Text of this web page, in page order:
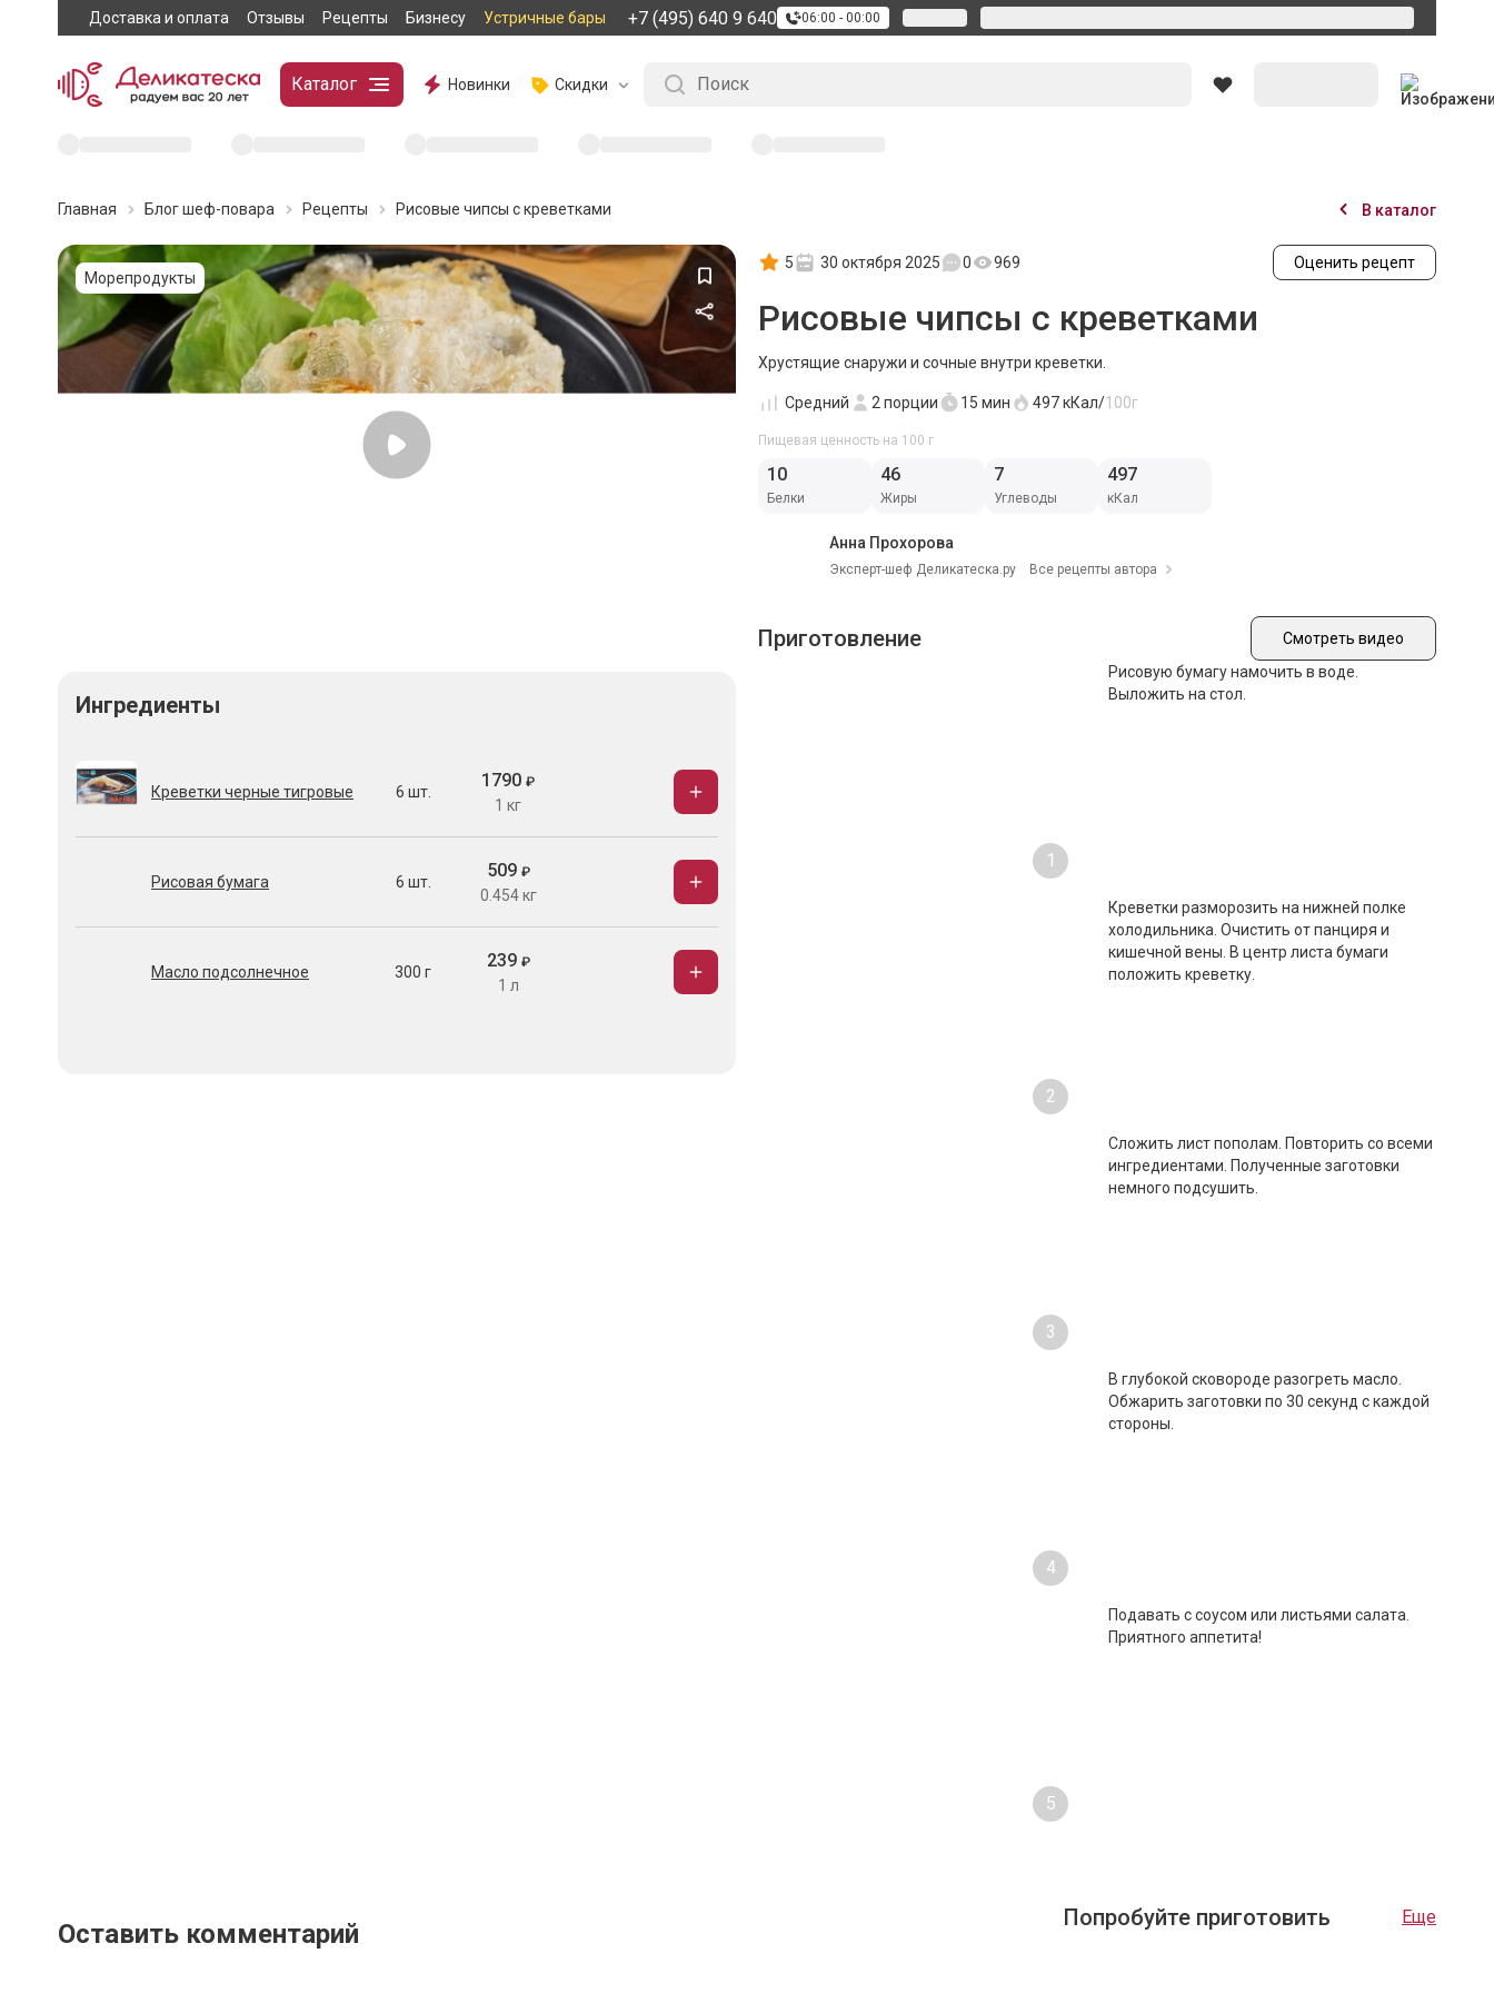
Доставка и оплата Отзывы Рецепты Бизнесу Устричные бары +7 (495) 640 9 640 06:00 - 00:00
Каталог Новинки Скидки
Главная Блог шеф-повара Рецепты Рисовые чипсы с креветками В каталог
Морепродукты
Ингредиенты
Креветки черные тигровые 6 шт.
1790 ₽
1 кг
Рисовая бумага 6 шт.
509 ₽
0.454 кг
Масло подсолнечное 300 г
239 ₽
1 л
5 30 октября 2025 0 969 Оценить рецепт
Рисовые чипсы с креветками
Хрустящие снаружи и сочные внутри креветки.
Средний 2порции 15 мин 497кКал/100г
Пищевая ценность на 100 г
10
Белки
46
Жиры
7
Углеводы
497
кКал
Анна Прохорова
Эксперт-шеф Деликатеска.ру Все рецепты автора
Приготовление Смотреть видео
1
Рисовую бумагу намочить в воде.
Выложить на стол.
2
Креветки разморозить на нижней полке
холодильника. Очистить от панциря и
кишечной вены. В центр листа бумаги
положить креветку.
3
Сложить лист пополам. Повторить со всеми
ингредиентами. Полученные заготовки
немного подсушить.
4
В глубокой сковороде разогреть масло.
Обжарить заготовки по 30 секунд с каждой
стороны.
5
Подавать с соусом или листьями салата.
Приятного аппетита!
Оставить комментарий
Попробуйте приготовить Еще